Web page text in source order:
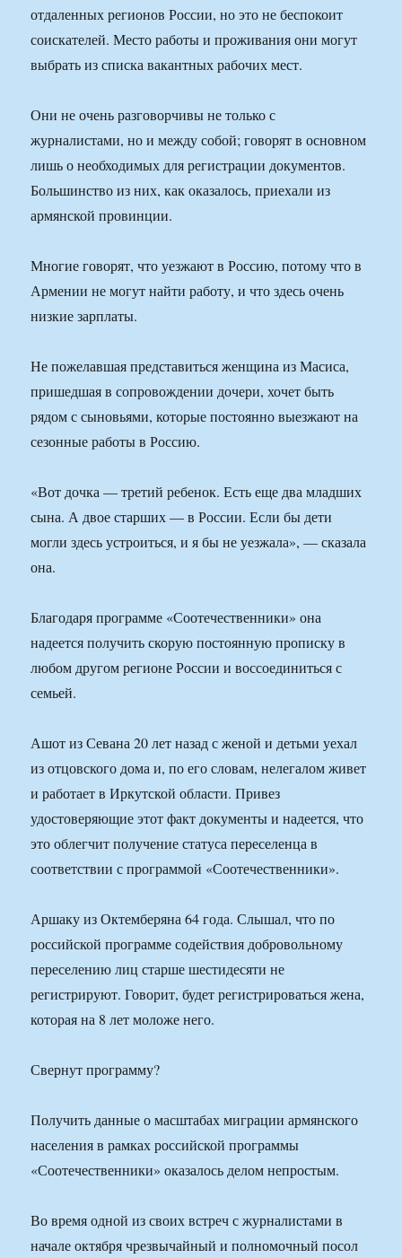
отдаленных регионов России, но это не беспокоит
соискателей. Место работы и проживания они могут
выбрать из списка вакантных рабочих мест.
Они не очень разговорчивы не только с
журналистами, но и между собой; говорят в основном
лишь о необходимых для регистрации документов.
Большинство из них, как оказалось, приехали из
армянской провинции.
Многие говорят, что уезжают в Россию, потому что в
Армении не могут найти работу, и что здесь очень
низкие зарплаты.
Не пожелавшая представиться женщина из Масиса,
пришедшая в сопровождении дочери, хочет быть
рядом с сыновьями, которые постоянно выезжают на
сезонные работы в Россию.
«Вот дочка — третий ребенок. Есть еще два младших
сына. А двое старших — в России. Если бы дети
могли здесь устроиться, и я бы не уезжала», — сказала
она.
Благодаря программе «Соотечественники» она
надеется получить скорую постоянную прописку в
любом другом регионе России и воссоединиться с
семьей.
Ашот из Севана 20 лет назад с женой и детьми уехал
из отцовского дома и, по его словам, нелегалом живет
и работает в Иркутской области. Привез
удостоверяющие этот факт документы и надеется, что
это облегчит получение статуса переселенца в
соответствии с программой «Соотечественники».
Аршаку из Октемберяна 64 года. Слышал, что по
российской программе содействия добровольному
переселению лиц старше шестидесяти не
регистрируют. Говорит, будет регистрироваться жена,
которая на 8 лет моложе него.
Свернут программу?
Получить данные о масштабах миграции армянского
населения в рамках российской программы
«Соотечественники» оказалось делом непростым.
Во время одной из своих встреч с журналистами в
начале октября чрезвычайный и полномочный посол